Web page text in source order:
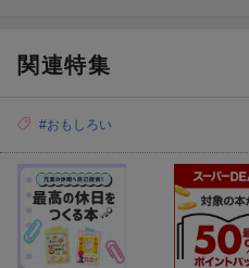
関連特集
#おもしろい